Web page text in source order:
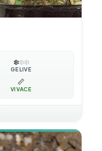
❄️❄️❄️
GÉLIVE
📏
VIVACE